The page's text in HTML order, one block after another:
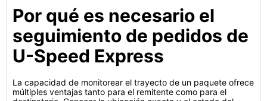
Por qué es necesario el
seguimiento de pedidos de
U-Speed Express
La capacidad de monitorear el trayecto de un paquete ofrece
múltiples ventajas tanto para el remitente como para el